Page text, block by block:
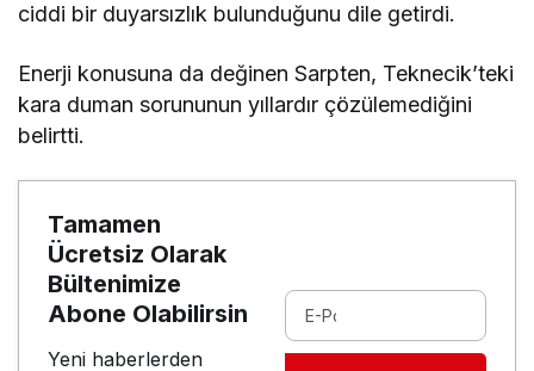
ciddi bir duyarsızlık bulunduğunu dile getirdi.
Enerji konusuna da değinen Sarpten, Teknecik’teki
kara duman sorununun yıllardır çözülemediğini
belirtti.
Tamamen
Ücretsiz Olarak
Bültenimize
Abone Olabilirsin
Yeni haberlerden